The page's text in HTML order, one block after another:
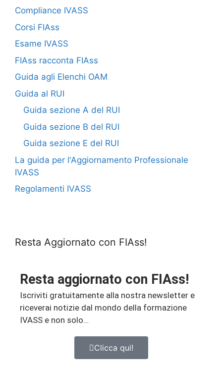
Compliance IVASS
Corsi FIAss
Esame IVASS
FIAss racconta FIAss
Guida agli Elenchi OAM
Guida al RUI
Guida sezione A del RUI
Guida sezione B del RUI
Guida sezione E del RUI
La guida per l'Aggiornamento Professionale
IVASS
Regolamenti IVASS
Resta Aggiornato con FIAss!
Resta aggiornato con FIAss!
Iscriviti gratuitamente alla nostra newsletter e
riceverai notizie dal mondo della formazione
IVASS e non solo…
Clicca qui!